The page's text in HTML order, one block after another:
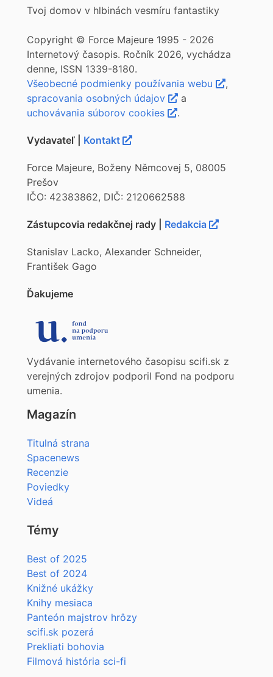
Tvoj domov v hlbinách vesmíru fantastiky
Copyright © Force Majeure 1995 - 2026
Internetový časopis. Ročník 2026, vychádza
denne, ISSN 1339-8180.
Všeobecné podmienky používania webu
,
spracovania osobných údajov
a
uchovávania súborov cookies
.
Vydavateľ | Kontakt
Force Majeure, Boženy Němcovej 5, 08005
Prešov
IČO: 42383862, DIČ: 2120662588
Zástupcovia redakčnej rady | Redakcia
Stanislav Lacko, Alexander Schneider,
František Gago
Ďakujeme
Vydávanie internetového časopisu scifi.sk z
verejných zdrojov podporil Fond na podporu
umenia.
Magazín
Titulná strana
Spacenews
Recenzie
Poviedky
Videá
Témy
Best of 2025
Best of 2024
Knižné ukážky
Knihy mesiaca
Panteón majstrov hrôzy
scifi.sk pozerá
Prekliati bohovia
Filmová história sci-fi